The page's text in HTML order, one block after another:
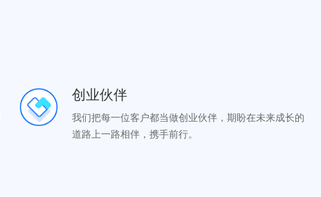
创业伙伴
我们把每一位客户都当做创业伙伴，期盼在未来成长的
道路上一路相伴，携手前行。